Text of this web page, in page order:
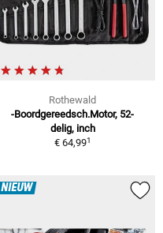
Rothewald
-Boordgereedsch.Motor, 52-
delig, inch
€ 64,991
NIEUW